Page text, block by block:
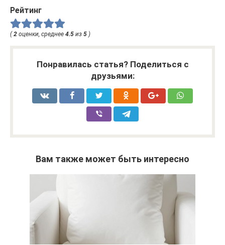
Рейтинг
(2 оценки, среднее 4.5 из 5 )
Понравилась статья? Поделиться с
друзьями:
Вам также может быть интересно